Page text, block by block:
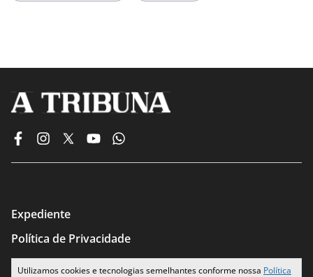
Utilizamos cookies e tecnologias semelhantes conforme nossa Política
Expediente
Política de Privacidade
Termos de Uso